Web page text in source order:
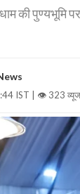
की पुण्यभूमि
IST | 👁 323 व्यूज